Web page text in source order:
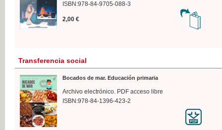
ISBN:978-84-9705-088-3
2,00 €
Transferencia social
Bocados de mar. Educación primaria
Archivo electrónico. PDF acceso libre
ISBN:978-84-1396-423-2